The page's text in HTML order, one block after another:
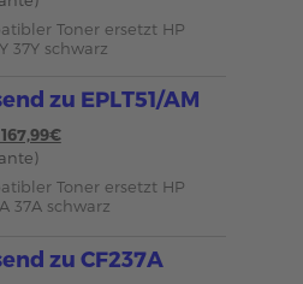
Toner ersetzt HP
37Y schwarz
zu EPLT51/AM
Toner ersetzt HP
37A schwarz
zu CF237A